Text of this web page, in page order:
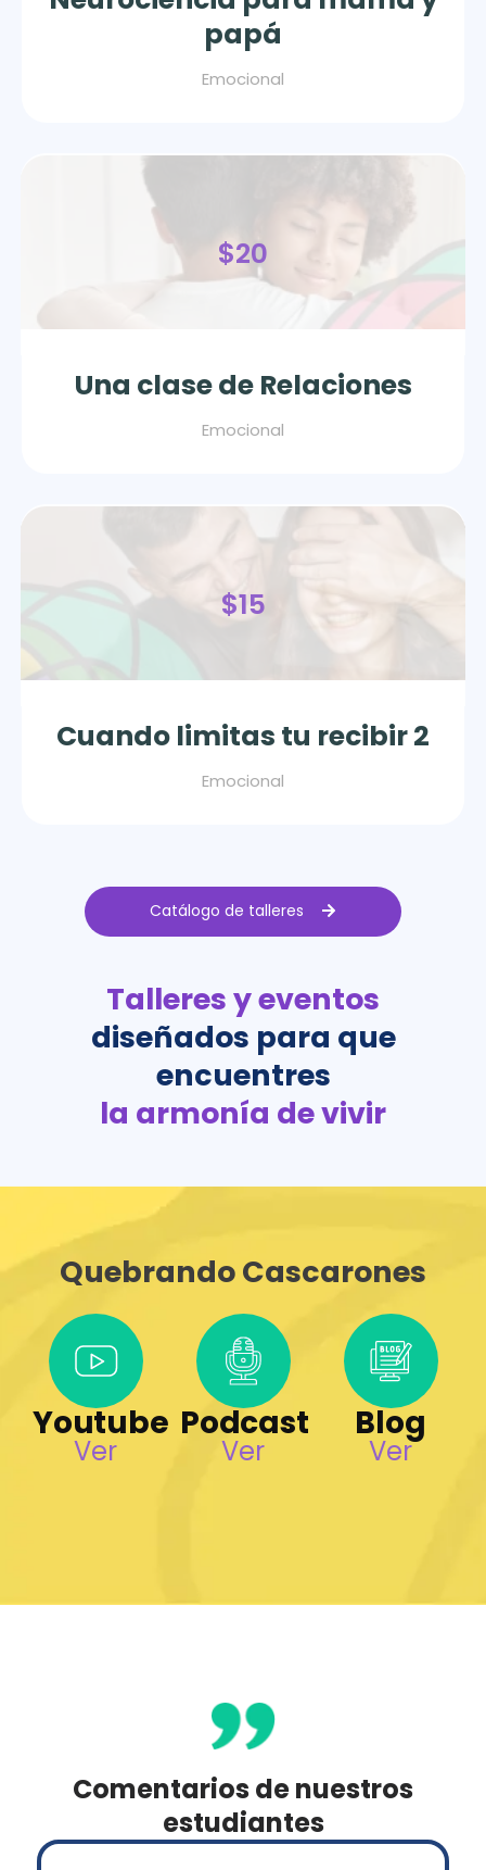
papá
Emocional
$20
Una clase de Relaciones
Emocional
$15
Cuando limitas tu recibir 2
Emocional
Catálogo de talleres
Talleres y eventos
diseñados para que
encuentres
la armonía de vivir
Quebrando Cascarones
Youtube
Ver
Podcast
Ver
Blog
Ver
Comentarios de nuestros
estudiantes